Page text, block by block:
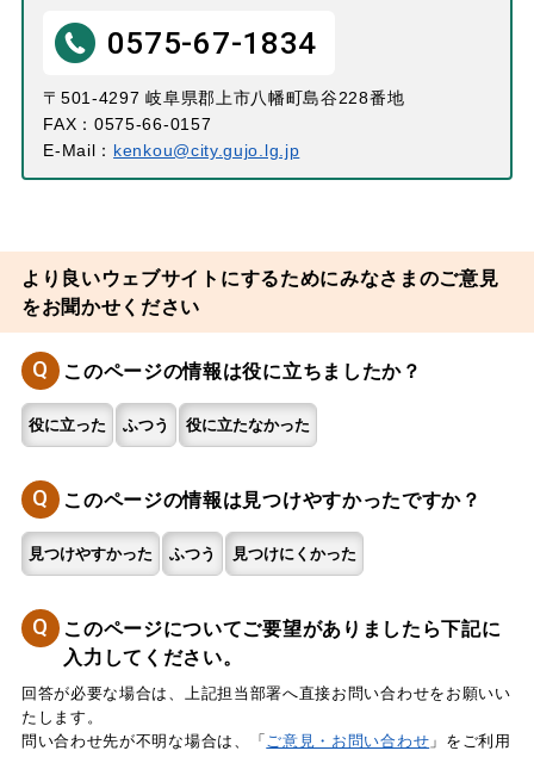
0575-67-1834
〒501-4297 岐阜県郡上市八幡町島谷228番地
FAX：0575-66-0157
E-Mail： kenkou@city.gujo.lg.jp
より良いウェブサイトにするためにみなさまのご意見
をお聞かせください
Q このページの情報は役に立ちましたか？
役に立った ふつう 役に立たなかった
Q このページの情報は見つけやすかったですか？
見つけやすかった ふつう 見つけにくかった
Q
このページについてご要望がありましたら下記に
入力してください。
回答が必要な場合は、上記担当部署へ直接お問い合わせをお願いい
たします。
問い合わせ先が不明な場合は、「 ご意見・お問い合わせ 」をご利用